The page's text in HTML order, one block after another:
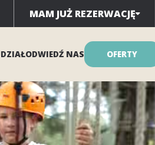
MAM JUŻ REZERWACJĘ
ODWIEDŹ NAS OFERTY